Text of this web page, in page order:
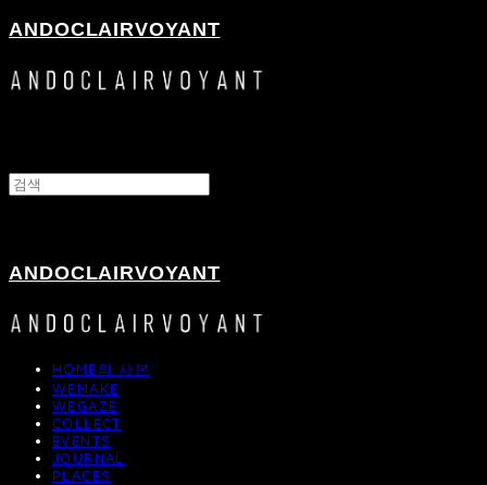
ANDOCLAIRVOYANT
ANDOCLAIRVOYANT
HOME의 사본
WEMAKE
WEGAZE
COLLECT
EVENTS
JOURNAL
PLACES